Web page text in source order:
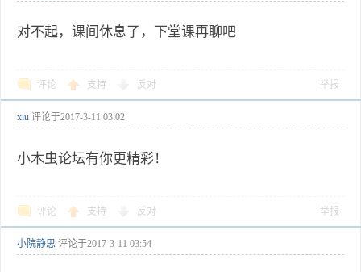
对不起，课间休息了，下堂课再聊吧
评论 支持 反对 举报
xiu 评论于2017-3-11 03:02
小木虫论坛有你更精彩！
评论 支持 反对 举报
小院静思 评论于2017-3-11 03:54